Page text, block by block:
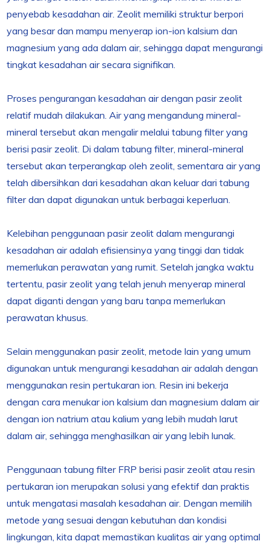
penyebab kesadahan air. Zeolit memiliki struktur berpori
yang besar dan mampu menyerap ion-ion kalsium dan
magnesium yang ada dalam air, sehingga dapat mengurangi
tingkat kesadahan air secara signifikan.
Proses pengurangan kesadahan air dengan pasir zeolit
relatif mudah dilakukan. Air yang mengandung mineral-
mineral tersebut akan mengalir melalui tabung filter yang
berisi pasir zeolit. Di dalam tabung filter, mineral-mineral
tersebut akan terperangkap oleh zeolit, sementara air yang
telah dibersihkan dari kesadahan akan keluar dari tabung
filter dan dapat digunakan untuk berbagai keperluan.
Kelebihan penggunaan pasir zeolit dalam mengurangi
kesadahan air adalah efisiensinya yang tinggi dan tidak
memerlukan perawatan yang rumit. Setelah jangka waktu
tertentu, pasir zeolit yang telah jenuh menyerap mineral
dapat diganti dengan yang baru tanpa memerlukan
perawatan khusus.
Selain menggunakan pasir zeolit, metode lain yang umum
digunakan untuk mengurangi kesadahan air adalah dengan
menggunakan resin pertukaran ion. Resin ini bekerja
dengan cara menukar ion kalsium dan magnesium dalam air
dengan ion natrium atau kalium yang lebih mudah larut
dalam air, sehingga menghasilkan air yang lebih lunak.
Penggunaan tabung filter FRP berisi pasir zeolit atau resin
pertukaran ion merupakan solusi yang efektif dan praktis
untuk mengatasi masalah kesadahan air. Dengan memilih
metode yang sesuai dengan kebutuhan dan kondisi
lingkungan, kita dapat memastikan kualitas air yang optimal